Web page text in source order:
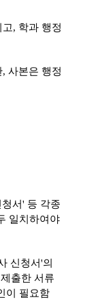
, 학과 행정
사본은 행정
서' 등 각종
일치하여야
신청서'의
출한 서류
이 필요함